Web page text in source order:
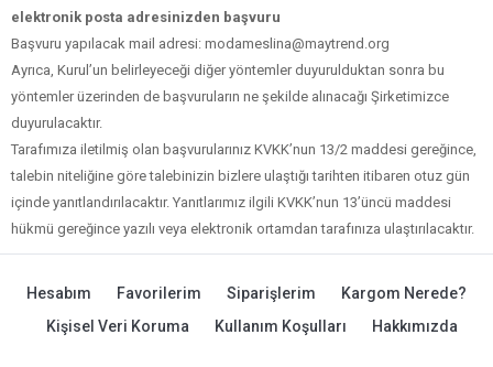
elektronik posta adresinizden başvuru
Başvuru yapılacak mail adresi: modameslina@maytrend.org
Ayrıca, Kurul’un belirleyeceği diğer yöntemler duyurulduktan sonra bu
yöntemler üzerinden de başvuruların ne şekilde alınacağı Şirketimizce
duyurulacaktır.
Tarafımıza iletilmiş olan başvurularınız KVKK’nun 13/2 maddesi gereğince,
talebin niteliğine göre talebinizin bizlere ulaştığı tarihten itibaren otuz gün
içinde yanıtlandırılacaktır. Yanıtlarımız ilgili KVKK’nun 13’üncü maddesi
hükmü gereğince yazılı veya elektronik ortamdan tarafınıza ulaştırılacaktır.
Hesabım Favorilerim Siparişlerim
Kargom Nerede?
Kişisel Veri Koruma
Kullanım Koşulları Hakkımızda